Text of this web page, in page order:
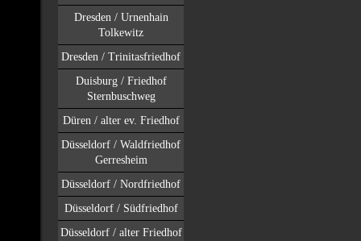
Dresden / Urnenhain
Tolkewitz
Dresden / Trinitasfriedhof
Duisburg / Friedhof
Sternbuschweg
Düren / alter ev. Friedhof
Düsseldorf / Waldfriedhof
Gerresheim
Düsseldorf / Nordfriedhof
Düsseldorf / Südfriedhof
Düsseldorf / alter Friedhof